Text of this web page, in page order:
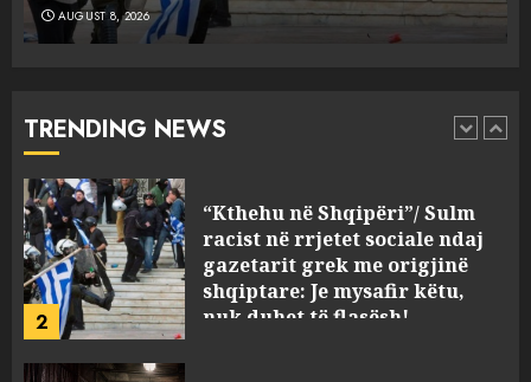
AUGUST 8, 2026
TRENDING NEWS
2
“Kthehu në Shqipëri”/ Sulm
nuk duhet të flasësh!
3
Sherr në burgun e Fierit, dy të
burgosur përfundojnë në
spital! (Emrat)
AUGUST 8, 2026